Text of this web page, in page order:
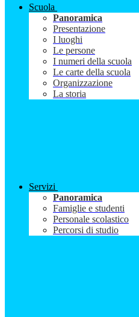
Scuola
Panoramica
Presentazione
I luoghi
Le persone
I numeri della scuola
Le carte della scuola
Organizzazione
La storia
Servizi
Panoramica
Famiglie e studenti
Personale scolastico
Percorsi di studio